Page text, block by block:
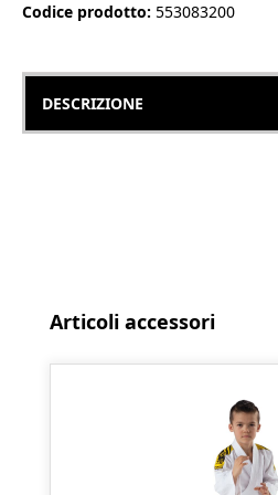
Codice prodotto: 553083200
DESCRIZIONE
Salta la galleria dei prodotti
Articoli accessori